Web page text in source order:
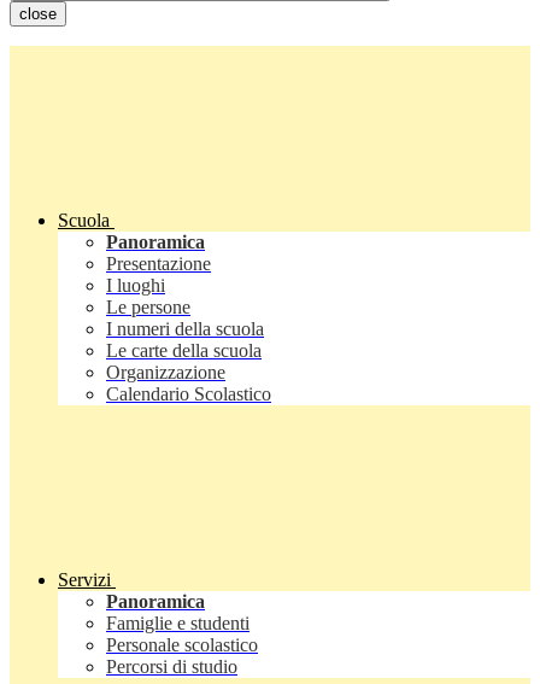
close
Scuola
Panoramica
Presentazione
I luoghi
Le persone
I numeri della scuola
Le carte della scuola
Organizzazione
Calendario Scolastico
Servizi
Panoramica
Famiglie e studenti
Personale scolastico
Percorsi di studio